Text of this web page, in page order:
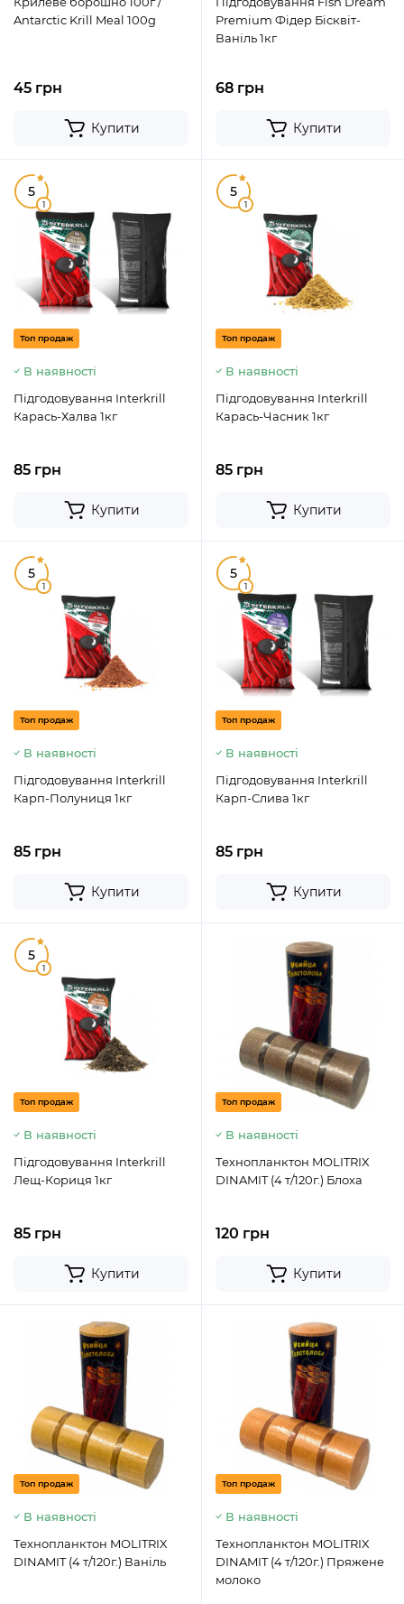
Antarctic Krill Meal 100g
45 грн
Купити
Premium Фідер Бісквіт-
Ваніль 1кг
68 грн
Купити
5
1
Топ продаж
В наявності
Підгодовування Interkrill
Карась-Халва 1кг
85 грн
Купити
5
1
Топ продаж
В наявності
Підгодовування Interkrill
Карась-Часник 1кг
85 грн
Купити
5
1
Топ продаж
В наявності
Підгодовування Interkrill
Карп-Полуниця 1кг
85 грн
Купити
5
1
Топ продаж
В наявності
Підгодовування Interkrill
Карп-Слива 1кг
85 грн
Купити
5
1
Топ продаж
В наявності
Підгодовування Interkrill
Лещ-Кориця 1кг
85 грн
Купити
Топ продаж
В наявності
Технопланктон MOLITRIX
DINAMIT (4 т/120г.) Блоха
120 грн
Купити
Топ продаж
В наявності
Технопланктон MOLITRIX
DINAMIT (4 т/120г.) Ваніль
Топ продаж
В наявності
Технопланктон MOLITRIX
DINAMIT (4 т/120г.) Пряжене
молоко